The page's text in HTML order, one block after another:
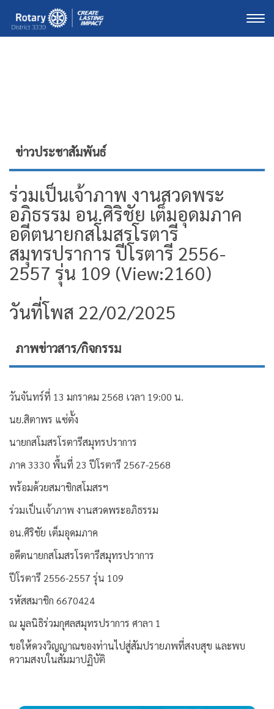
ข่าวประชาสัมพันธ์
ร่วมเป็นเจ้าภาพ งานสวดพระ
อภิธรรม อน.ศิริชัย เต็มอุดมภาค
อดีตนายกสโมสรโรตารี
สมุทรปราการ ปีโรตารี 2556-
2557 รุ่น 109 (View:2160)
วันที่โพส 22/02/2025
ภาพข่าวสาร/กิจกรรม
วันจันทร์ที่ 13 มกราคม 2568 เวลา 19:00 น.
นย.สิตาพร แซ่ตั้ง
นายกสโมสรโรตารีสมุทรปราการ
ภาค 3330 พื้นที่ 23 ปีโรตารี 2567-2568
พร้อมด้วยสมาชิกสโมสรฯ
ร่วมเป็นเจ้าภาพ งานสวดพระอภิธรรม
อน.ศิริชัย เต็มอุดมภาค
อดีตนายกสโมสรโรตารีสมุทรปราการ
ปีโรตารี 2556-2557 รุ่น 109
รหัสสมาชิก 6670424
ณ มูลนิธิร่วมกุศลสมุทรปราการ ศาลา 1
ขอให้ดวงวิญญาณของท่านไปสู่สัมปรายภพที่สงบสุข และพบ
ความสงบในสัมมาปฏิบัติ